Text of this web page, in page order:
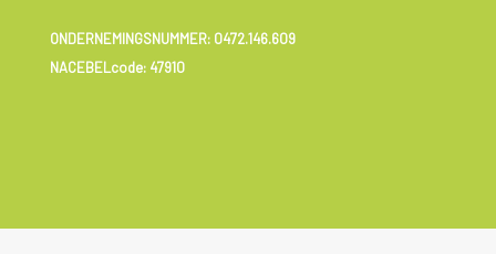
ONDERNEMINGSNUMMER: 0472.146.609
NACEBELcode: 47910